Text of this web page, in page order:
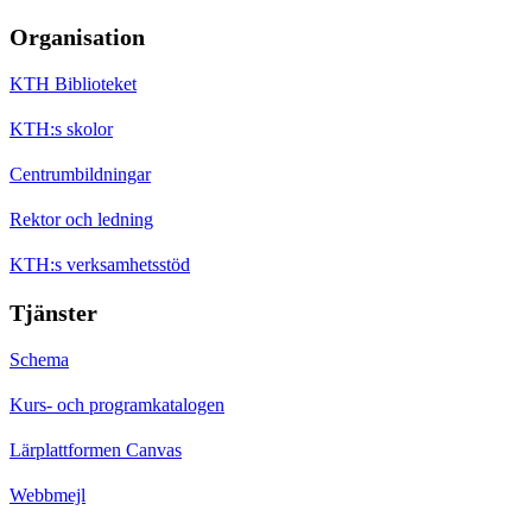
Organisation
KTH Biblioteket
KTH:s skolor
Centrumbildningar
Rektor och ledning
KTH:s verksamhetsstöd
Tjänster
Schema
Kurs- och programkatalogen
Lärplattformen Canvas
Webbmejl